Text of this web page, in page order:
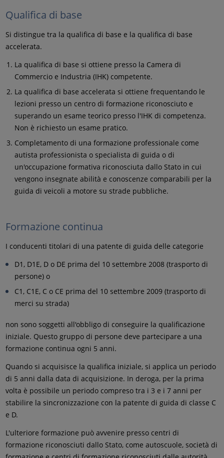
Qualifica di base
Si distingue tra la qualifica di base e la qualifica di base
accelerata.
La qualifica di base si ottiene presso la Camera di
Commercio e Industria (IHK) competente.
La qualifica di base accelerata si ottiene frequentando le
lezioni presso un centro di formazione riconosciuto e
superando un esame teorico presso l'IHK di competenza.
Non è richiesto un esame pratico.
Completamento di una formazione professionale come
autista professionista o specialista di guida o di
un'occupazione formativa riconosciuta dallo Stato in cui
vengono insegnate abilità e conoscenze comparabili per la
guida di veicoli a motore su strade pubbliche.
Formazione continua
I conducenti titolari di una patente di guida delle categorie
D1, D1E, D o DE prima del 10 settembre 2008 (trasporto di
persone) o
C1, C1E, C o CE prima del 10 settembre 2009 (trasporto di
merci su strada)
non sono soggetti all'obbligo di conseguire la qualificazione
iniziale. Questo gruppo di persone deve partecipare a una
formazione continua ogni 5 anni.
Quando si acquisisce la qualifica iniziale, si applica un periodo
di 5 anni dalla data di acquisizione. In deroga, per la prima
volta è possibile un periodo compreso tra i 3 e i 7 anni per
stabilire la sincronizzazione con la patente di guida di classe C
e D.
L'ulteriore formazione può avvenire presso centri di
formazione riconosciuti dallo Stato, come autoscuole, società di